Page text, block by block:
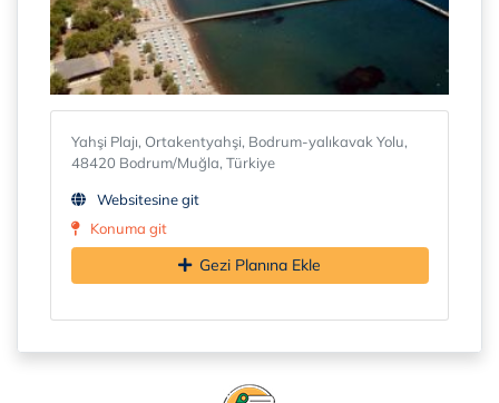
Yahşi Plajı, Ortakentyahşi, Bodrum-yalıkavak Yolu,
48420 Bodrum/Muğla, Türkiye
Websitesine git
Konuma git
Gezi Planına Ekle